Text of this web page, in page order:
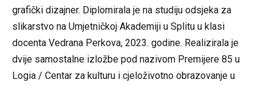
grafički dizajner. Diplomirala je na studiju odsjeka za
slikarstvo na Umjetničkoj Akademiji u Splitu u klasi
docenta Vedrana Perkova, 2023. godine. Realizirala je
dvije samostalne izložbe pod nazivom Premijere 85 u
Logia / Centar za kulturu i cjeloživotno obrazovanje u